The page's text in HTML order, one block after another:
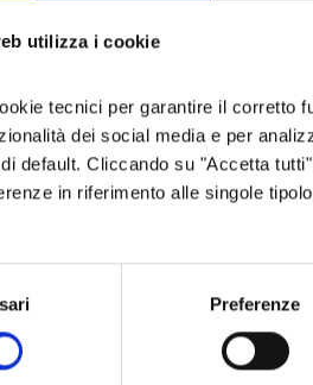
utilizza i cookie
tecnici per garantire il corretto
dei social media e per
default. Cliccando su "Accetta
in riferimento alle singole
Preferenze